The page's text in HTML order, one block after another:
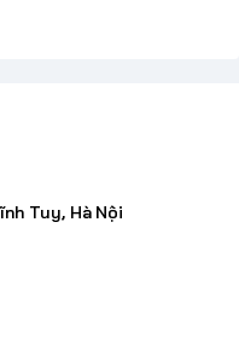
Tuy, Hà Nội